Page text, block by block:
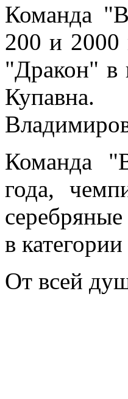
Команда
200 и 2000
"Дракон" в
Команда
года,
в
От всей